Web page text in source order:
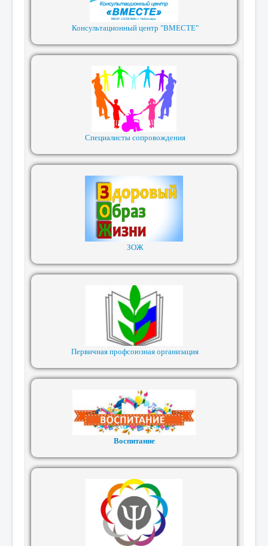
Консультационный центр "ВМЕСТЕ"
Специалисты сопровождения
ЗОЖ
Первичная профсоюзная организация
Воспитание